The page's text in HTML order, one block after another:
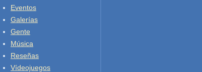
Eventos
Galerías
Gente
Música
Reseñas
Vídeojuegos